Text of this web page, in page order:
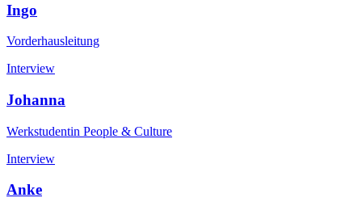
Ingo
Vorderhausleitung
Interview
Johanna
Werkstudentin People & Culture
Interview
Anke